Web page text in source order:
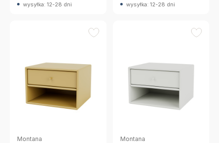
wysyłka: 12-28 dni wysyłka: 12-28 dni
Montana Montana